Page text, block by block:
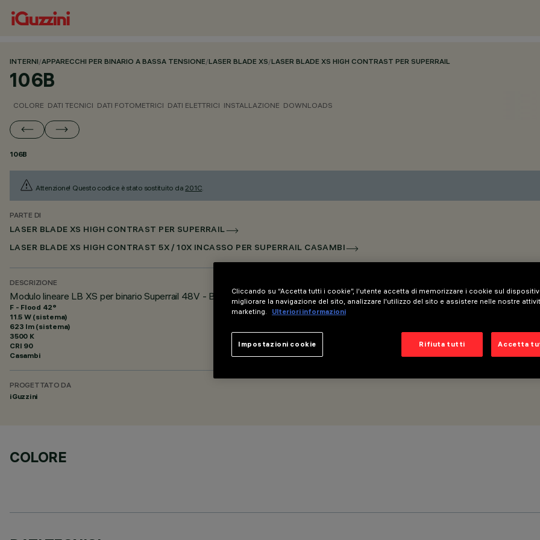
INTERNI/APPARECCHI PER BINARIO A BASSA TENSIONE/LASER BLADE XS/LASER BLADE XS HIGH CONTRAST PER SUPERRAIL
106B
COLORE DATI TECNICI DATI FOTOMETRICI DATI ELETTRICI INSTALLAZIONE DOWNLOADS
106B
Attenzione! Questo codice è stato sostituito da201C.
PARTE DI
LASER BLADE XS HIGH CONTRAST PER SUPERRAIL
LASER BLADE XS HIGH CONTRAST 5X / 10X INCASSO PER SUPERRAIL CASAMBI
DESCRIZIONE
Modulo lineare LB XS per binario Superrail 48V - BLE Casambi - HC 5 celle
F - Flood 42°
11.5 W (sistema)
623 lm (sistema)
3500 K
CRI 90
Casambi
PROGETTATO DA
iGuzzini
COLORE
Cliccando su “Accetta tutti i cookie”, l'utente accetta di memorizzare i cookie sul
migliorare la navigazione del sito, analizzare l'utilizzo del sito e assistere nelle nostre
marketing.
Ulteriori informazioni
Rifiuta tutti Accetta
Impostazioni cookie